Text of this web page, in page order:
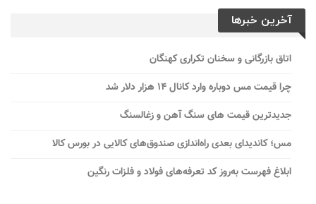
آخرین خبرها
اتاق بازرگانی و سخنان تکراری کهنگان
چرا قیمت مس دوباره وارد کانال ۱۴ هزار دلار شد
جدیدترین قیمت های سنگ آهن و زغالسنگ
مس؛ کاندیدای بعدی راه‌اندازی صندوق‌های کالایی در بورس کالا
ابلاغ فهرست به‌روز کد تعرفه‌های فولاد و فلزات رنگین